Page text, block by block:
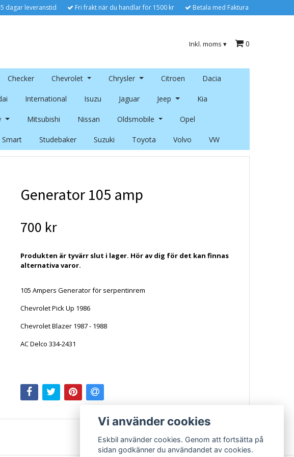
dagar leveranstid Fri frakt när du handlar för 1500 kr Betala med Faktura
Inkl. moms ▾ 0
Checker Chevrolet Chrysler Citroen Dacia
International Isuzu Jaguar Jeep Kia
Mitsubishi Nissan Oldsmobile Opel
Smart Studebaker Suzuki Toyota Volvo VW
Generator 105 amp
700 kr
Produkten är tyvärr slut i lager. Hör av dig för det kan finnas
alternativa varor.
105 Ampers Generator för serpentinrem
Chevrolet Pick Up 1986
Chevrolet Blazer 1987 - 1988
AC Delco 334-2431
Vi använder cookies
Eskbil använder cookies. Genom att fortsätta på
sidan godkänner du användandet av cookies.